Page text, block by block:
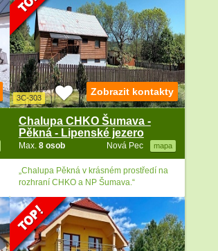
3C-303
Chalupa CHKO Šumava -
Pěkná - Lipenské jezero
Nová Pec mapa
Max. 8 osob
Zobrazit kontakty
„Chalupa Pěkná v krásném prostředí na
rozhraní CHKO a NP Šumava.“